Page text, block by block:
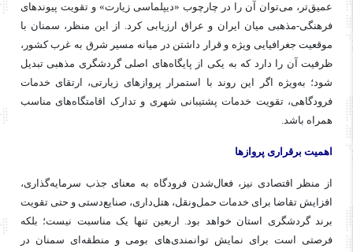
عمیق‌تر، می‌توان آن را در چارچوب «دیپلماسی زیارت» و تقویت پیوندهای
فرهنگی-مذهبی میان ایران و عراق ارزیابی کرد. از این منظر، سمنان با
موقعیت جغرافیایی ویژه و قرار داشتن در میانه مسیر شرق به غرب کشور،
ظرفیت آن را دارد که به یکی از پایگاه‌های اصلی گردشگری مذهبی تبدیل
شود؛ به‌ویژه اگر این روند با استمرار پروازهای زیارتی، ارتقای خدمات
فرودگاهی، تقویت خدمات پشتیبانی شهری و تدارک اقامتگاه‌های مناسب
همراه باشد.
اهمیت برقراری پروازها
از منظر اقتصادی نیز، فعال‌شدن فرودگاه به معنای جذب سرمایه‌گذاری،
افزایش تقاضا برای خدمات حمل‌ونقل، هتل‌داری، صنایع‌دستی و حتی تقویت
برند گردشگری استان خواهد بود. اربعین تنها یک مناسبت نیست؛ بلکه
فرصتی است برای نمایش توانمندی‌های بومی و منطقه‌ای سمنان در